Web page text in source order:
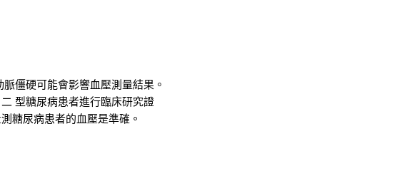
僵硬可能會影響血壓測量結果。
型糖尿病患者進行臨床研究證
糖尿病患者的血壓是準確。